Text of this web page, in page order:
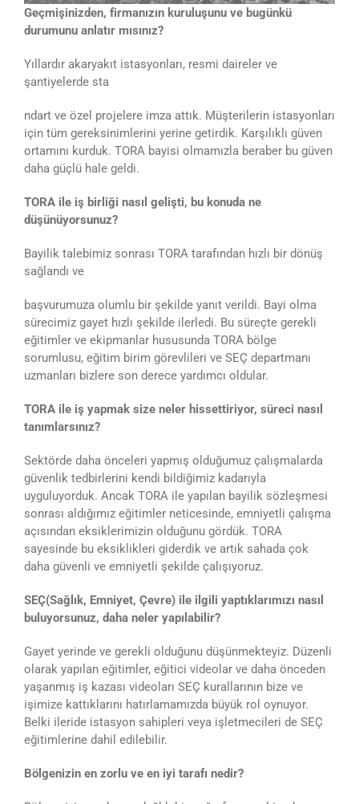
Geçmişinizden, firmanızın kuruluşunu ve bugünkü
durumunu anlatır mısınız?
Yıllardır akaryakıt istasyonları, resmi daireler ve
şantiyelerde sta
ndart ve özel projelere imza attık. Müşterilerin istasyonları
için tüm gereksinimlerini yerine getirdik. Karşılıklı güven
ortamını kurduk. TORA bayisi olmamızla beraber bu güven
daha güçlü hale geldi.
TORA ile iş birliği nasıl gelişti, bu konuda ne
düşünüyorsunuz?
Bayilik talebimiz sonrası TORA tarafından hızlı bir dönüş
sağlandı ve
başvurumuza olumlu bir şekilde yanıt verildi. Bayi olma
sürecimiz gayet hızlı şekilde ilerledi. Bu süreçte gerekli
eğitimler ve ekipmanlar hususunda TORA bölge
sorumlusu, eğitim birim görevlileri ve SEÇ departmanı
uzmanları bizlere son derece yardımcı oldular.
TORA ile iş yapmak size neler hissettiriyor, süreci nasıl
tanımlarsınız?
Sektörde daha önceleri yapmış olduğumuz çalışmalarda
güvenlik tedbirlerini kendi bildiğimiz kadarıyla
uyguluyorduk. Ancak TORA ile yapılan bayilik sözleşmesi
sonrası aldığımız eğitimler neticesinde, emniyetli çalışma
açısından eksiklerimizin olduğunu gördük. TORA
sayesinde bu eksiklikleri giderdik ve artık sahada çok
daha güvenli ve emniyetli şekilde çalışıyoruz.
SEÇ(Sağlık, Emniyet, Çevre) ile ilgili yaptıklarımızı nasıl
buluyorsunuz, daha neler yapılabilir?
Gayet yerinde ve gerekli olduğunu düşünmekteyiz. Düzenli
olarak yapılan eğitimler, eğitici videolar ve daha önceden
yaşanmış iş kazası videoları SEÇ kurallarının bize ve
işimize kattıklarını hatırlamamızda büyük rol oynuyor.
Belki ileride istasyon sahipleri veya işletmecileri de SEÇ
eğitimlerine dahil edilebilir.
Bölgenizin en zorlu ve en iyi tarafı nedir?